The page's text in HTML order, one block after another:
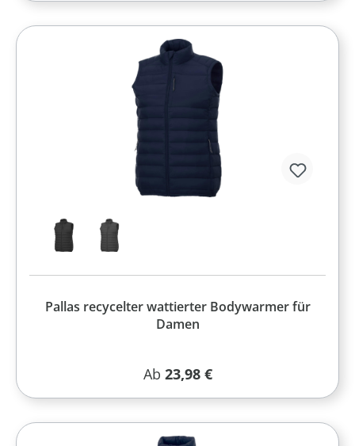
Pallas recycelter wattierter Bodywarmer für
Damen
Regulärer Preis:
Ab 23,98 €